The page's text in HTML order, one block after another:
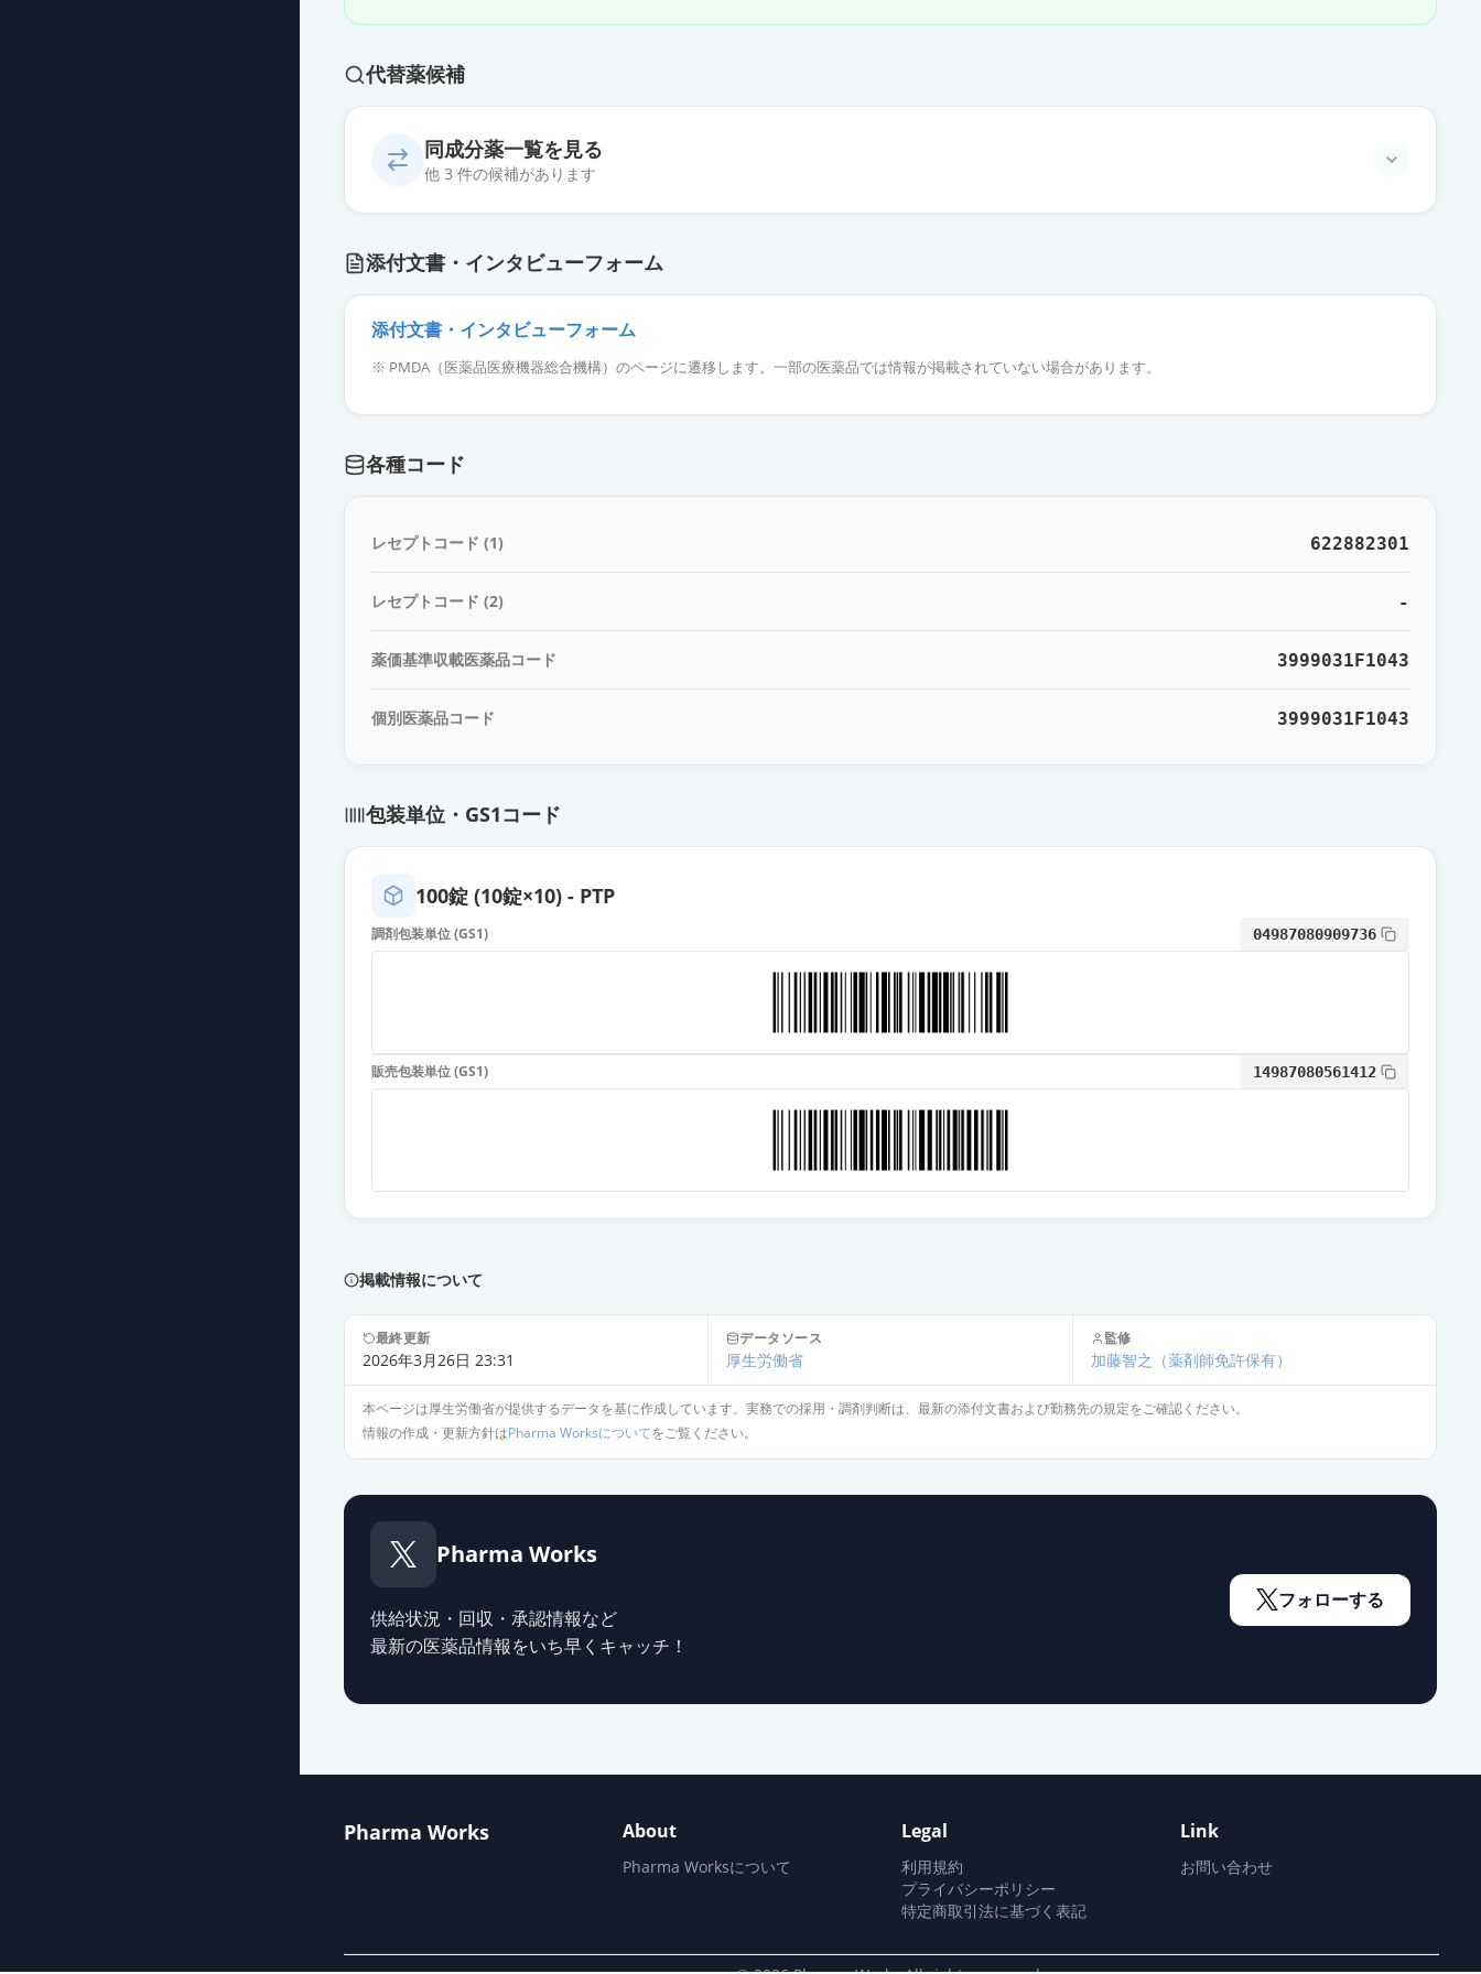
代替薬候補
同成分薬一覧を見る
他 3 件の候補があります
薬価 32.20 円
イグラチモド錠25mg「ケミファ」
ケアラム錠25mg
添付文書・インタビューフォーム
添付文書・インタビューフォーム
※ PMDA（医薬品医療機器総合機構）のページに遷移します。一部の医薬品では情報が掲載されていない場合があります。
各種コード
レセプトコード (1) 622882301
レセプトコード (2) -
薬価基準収載医薬品コード 3999031F1043
個別医薬品コード 3999031F1043
包装単位・GS1コード
100錠 (10錠×10) - PTP
調剤包装単位 (GS1) 04987080909736
販売包装単位 (GS1) 14987080561412
掲載情報について
最終更新
2026年3月26日 23:31
データソース
厚生労働省
監修
加藤智之 （薬剤師免許保有）
本ページは厚生労働省が提供するデータを基に作成しています。実務での採用・調剤判断は、最新の添付文書および勤務先の規定をご確認ください。
情報の作成・更新方針はPharma Worksについてをご覧ください。
Pharma Works
供給状況・回収・承認情報など
最新の医薬品情報をいち早くキャッチ！
フォローする
Pharma Works About
Pharma Worksについて
Legal
利用規約
プライバシーポリシー
特定商取引法に基づく表記
Link
お問い合わせ